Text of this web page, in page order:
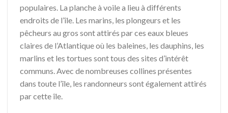
populaires. La planche à voile a lieu à différents
endroits de l’île. Les marins, les plongeurs et les
pêcheurs au gros sont attirés par ces eaux bleues
claires de l’Atlantique où les baleines, les dauphins, les
marlins et les tortues sont tous des sites d’intérêt
communs. Avec de nombreuses collines présentes
dans toute l’île, les randonneurs sont également attirés
par cette île.